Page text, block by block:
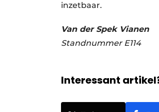
inzetbaar.
Van der Spek Vianen
Standnummer E114
Interessant